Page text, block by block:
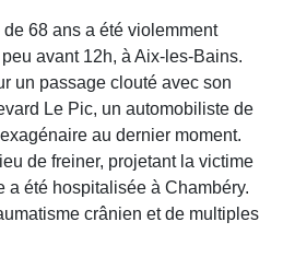
68 ans a été violemment
avant 12h, à Aix-les-Bains.
un passage clouté avec son
Le Pic, un automobiliste de
au dernier moment.
de freiner, projetant la victime
a été hospitalisée à Chambéry.
crânien et de multiples